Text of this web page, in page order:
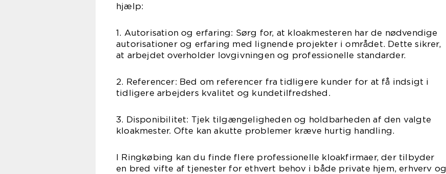
hjælp:
1. Autorisation og erfaring: Sørg for, at kloakmesteren har de nødvendige
autorisationer og erfaring med lignende projekter i området. Dette sikrer,
at arbejdet overholder lovgivningen og professionelle standarder.
2. Referencer: Bed om referencer fra tidligere kunder for at få indsigt i
tidligere arbejders kvalitet og kundetilfredshed.
3. Disponibilitet: Tjek tilgængeligheden og holdbarheden af den valgte
kloakmester. Ofte kan akutte problemer kræve hurtig handling.
I Ringkøbing kan du finde flere professionelle kloakfirmaer, der tilbyder
en bred vifte af tjenester for ethvert behov i både private hjem, erhverv og